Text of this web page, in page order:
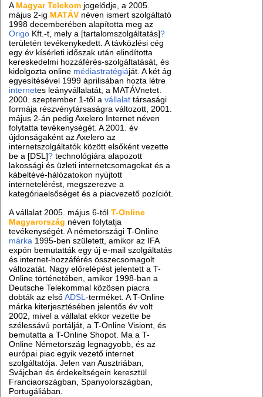
A Magyar Telekom jogelődje, a 2005.
május 2-ig MATÁV néven ismert szolgáltató
1998 decemberében alapította meg az
Origo Kft.-t, mely a [tartalomszolgáltatás]?
területén tevékenykedett. A távközlési cég
egy év kísérleti időszak után elindította
kereskedelmi hozzáférés-szolgáltatását, és
kidolgozta online médiastratégiáját. A két ág
egyesítésével 1999 áprilisában hozta létre
internetes leányvállalatát, a MATÁVnetet.
2000. szeptember 1-től avállalat társasági
formája részvénytársaságra változott, 2001.
május 2-án pedig Axelero Internet néven
folytatta tevékenységét. A 2001. év
újdonságaként az Axelero az
internetszolgáltatók között elsőként vezette
be a [DSL]? technológiára alapozott
lakossági és üzleti internetcsomagokat és a
kábeltévé-hálózatokon nyújtott
internetelérést, megszerezve a
kategóriaelsőséget és a piacvezető pozíciót.
A vállalat 2005. május 6-tólT-Online
Magyarország néven folytatja
tevékenységét. A németországi T-Online
márka 1995-ben született, amikor az IFA
expón bemutatták egy új e-mail szolgáltatás
és internet-hozzáférés összecsomagolt
változatát. Nagy előrelépést jelentett a T-
Online történetében, amikor 1998-ban a
Deutsche Telekommal közösen piacra
dobták az elsőADSL-terméket. A T-Online
márka kiterjesztésében jelentős év volt
2002, mivel a vállalat ekkor vezette be
szélessávú portálját, a T-Online Visiont, és
bemutatta a T-Online Shopot. Ma a T-
Online Németország legnagyobb, és az
európai piac egyik vezető internet
szolgáltatója. Jelen van Ausztriában,
Svájcban és érdekeltségein keresztül
Franciaországban, Spanyolországban,
Portugáliában.